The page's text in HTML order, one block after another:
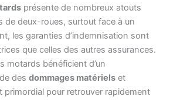
présente de nombreux atouts
de deux-roues, surtout face à un
les garanties d’indemnisation sont
que celles des autres assurances.
motards bénéficient d’un
des dommages matériels et
primordial pour retrouver rapidement